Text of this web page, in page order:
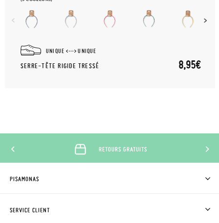
UNIQUE UNIQUE
SERRE-TÊTE RIGIDE TRESSÉ 8,95€
RETOURS GRATUITS
PISAMONAS
SERVICE CLIENT